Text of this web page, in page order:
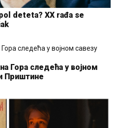
deteta? XX rađa se
Гора следећа у војном
Приштине